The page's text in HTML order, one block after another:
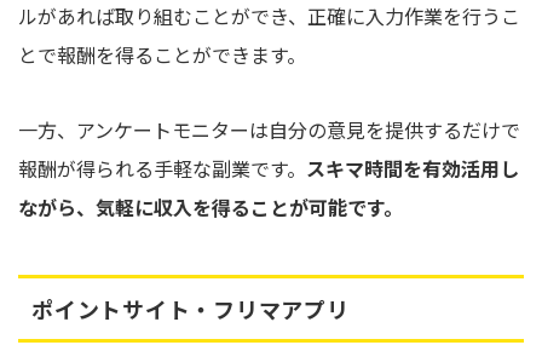
ルがあれば取り組むことができ、正確に入力作業を行うこ
とで報酬を得ることができます。
一方、アンケートモニターは自分の意見を提供するだけで
報酬が得られる手軽な副業です。 スキマ時間を有効活用し
ながら、気軽に収入を得ることが可能です。
ポイントサイト・フリマアプリ